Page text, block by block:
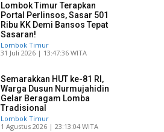
Lombok Timur Terapkan
Portal Perlinsos, Sasar 501
Ribu KK Demi Bansos Tepat
Sasaran!
Lombok Timur
​31 Juli 2026 | 13:47:36 WITA
Semarakkan HUT ke-81 RI,
Warga Dusun Nurmujahidin
Gelar Beragam Lomba
Tradisional
Lombok Timur
​1 Agustus 2026 | 23:13:04 WITA